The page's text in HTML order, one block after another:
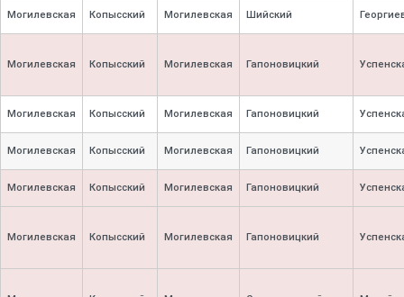
Могилевская Копысский Могилевская Шийский
Могилевская Копысский Могилевская Гапоновицкий
Могилевская Копысский Могилевская Гапоновицкий
Могилевская Копысский Могилевская Гапоновицкий
Могилевская Копысский Могилевская Гапоновицкий
Могилевская Копысский Могилевская Гапоновицкий